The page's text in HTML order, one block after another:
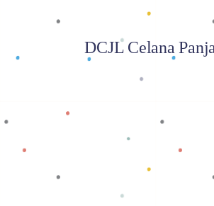
DCJL Celana
Baca selengkapnya